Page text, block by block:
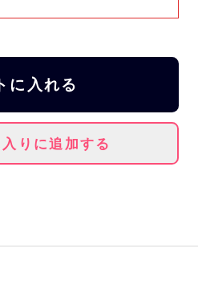
に入れる
りに追加する